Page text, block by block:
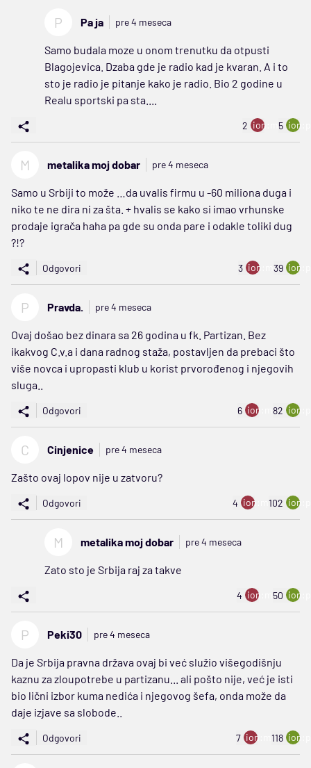
P Pa ja pre 4 meseca
Samo budala moze u onom trenutku da otpusti
Blagojevica. Dzaba gde je radio kad je kvaran. A i to
sto je radio je pitanje kako je radio. Bio 2 godine u
Realu sportski pa sta....
2 ion:minus
5
M metalika moj dobar pre 4 meseca
Samo u Srbiji to može …da uvalis firmu u -60 miliona duga i
niko te ne dira ni za šta. + hvalis se kako si imao vrhunske
prodaje igrača haha pa gde su onda pare i odakle toliki dug
?!?
Odgovori 3 ion:minus
39
P Pravda. pre 4 meseca
Ovaj došao bez dinara sa 26 godina u fk. Partizan. Bez
ikakvog C.v.a i dana radnog staža, postavljen da prebaci što
više novca i upropasti klub u korist prvorođenog i njegovih
sluga..
Odgovori 6 ion:minus
82
C Cinjenice pre 4 meseca
Zašto ovaj lopov nije u zatvoru?
Odgovori 4 ion:minus
102
M metalika moj dobar pre 4 meseca
Zato sto je Srbija raj za takve
4 ion:minus
50
P Peki30 pre 4 meseca
Da je Srbija pravna država ovaj bi već služio višegodišnju
kaznu za zloupotrebe u partizanu... ali pošto nije, već je isti
bio lični izbor kuma nedića i njegovog šefa, onda može da
daje izjave sa slobode..
Odgovori 7 ion:minus
118